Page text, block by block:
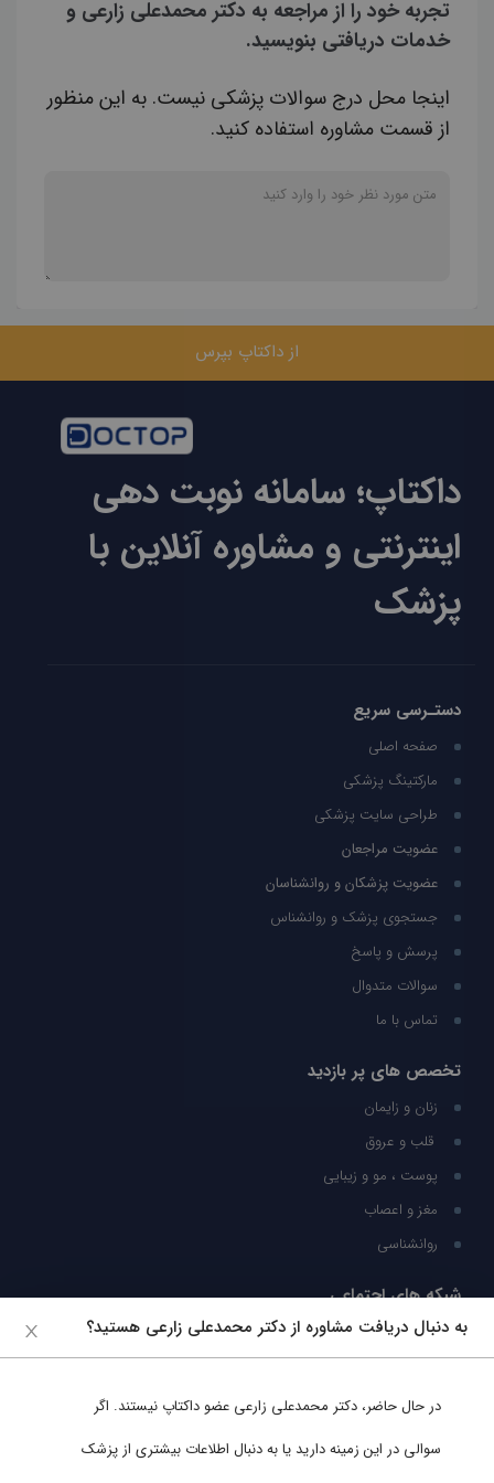
تجربه خود را از مراجعه به دکتر محمدعلی زارعی و
خدمات دریافتی بنویسید.
اینجا محل درج سوالات پزشکی نیست. به این منظور
از قسمت مشاوره استفاده کنید.
از داکتاپ بپرس
داکتاپ؛ سامانه نوبت دهی
اینترنتی و مشاوره آنلاین با
پزشک
دستـرسی سریع
صفحه اصلی
مارکتینگ پزشکی
طراحی سایت پزشکی
عضویت مراجعان
عضویت پزشکان و روانشناسان
جستجوی پزشک و روانشناس
پرسش و پاسخ
سوالات متدوال
تماس با ما
تخصص های پر بازدید
زنان و زایمان
قلب و عروق
پوست ، مو و زیبایی
مغز و اعصاب
روانشناسی
شبکه های اجتماعی
ما را در شبکه های اجتماعی دنبال کنید
به دنبال دریافت مشاوره از دکتر محمدعلی زارعی هستید؟
در حال حاضر، دکتر محمدعلی زارعی عضو داکتاپ نیستند. اگر
سوالی در این زمینه دارید یا به دنبال اطلاعات بیشتری از پزشک